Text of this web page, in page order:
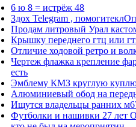
6 ю 8 = истрёж 48
Здох Telegram ,
Продам литровый Урал
Крышку переднего гтц или
Отличие ходовой ретро и
Чертеж флажка крепление
есть
Эмблему КМЗ круглую
Алюминиевый обод на
Ищутся владельцы ранних
Футболки и нашивки 27 лет